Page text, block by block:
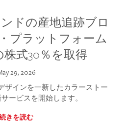
ドの産地追跡ブロ
プラットフォーム
株式30％を取得
29, 2026
ザインを一新したカラーストー
ービスを開始します。
きを読む